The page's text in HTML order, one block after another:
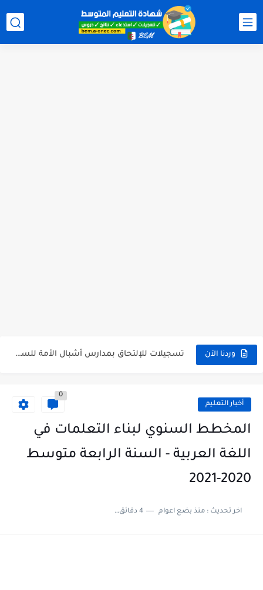
وردنا الآن تسجيلات للإلتحاق بمدارس أشبال الأمة للسنة الدراسية 2027/2026 preinscription.mdn.dz/cadets
استخراج كشف نقاط شهادة التعليم المتوسط للراسبين 2026 | bem.onec.dz... أخبار التعليم
0
المخطط السنوي لبناء التعلمات في
اللغة العربية - السنة الرابعة متوسط
2020-2021
اخر تحديث :منذ بضع اعوام 4 دقائق للقراءة